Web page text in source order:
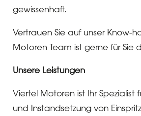
gewissenhaft.
Vertrauen Sie auf unser Know-
Motoren Team ist gerne für Sie
Unsere Leistungen
Viertel Motoren ist Ihr Spezialist
und Instandsetzung von